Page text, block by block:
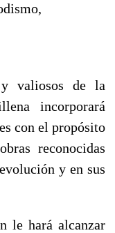
valiosos de la
incorporará
con el propósito
reconocidas
y en sus
le hará alcanzar